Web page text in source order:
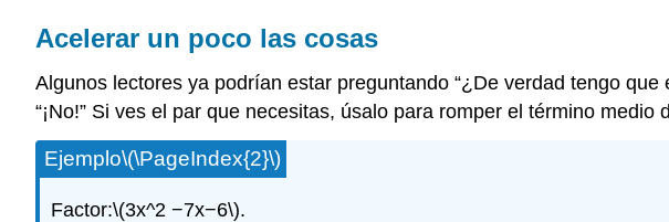
Acelerar un poco las cosas
Algunos lectores ya podrían estar preguntando “¿De verdad tengo
“¡No!” Si ves el par que necesitas, úsalo para romper el término
Ejemplo\(\PageIndex{2}\)
Factor:\(3x^2 −7x−6\).